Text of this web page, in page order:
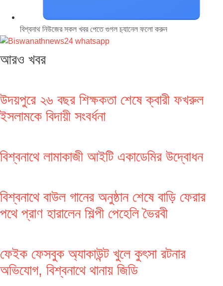
বিশ্বনাথ নিউজের সকল খবর পেতে গুগল চ‌্যানেল ফলো করুন
আরও খবর
উদয়পুরে ২৬ বছর শিক্ষকতা শেষে ক্বারী ফখরুল
ইসলামকে বিদায়ী সংবর্ধনা
বিশ্বনাথে লামাকাজী আইটি একাডেমির উদ্বোধন
বিশ্বনাথে বাউল গানের অনুষ্ঠান শেষে বাড়ি ফেরার
পথে প্রাণ হারালেন শিল্পী পেহেলি ভৈরবী
ফেইক ফেসবুক অ্যাকাউন্ট খুলে কুৎসা রটনার
অভিযোগ, বিশ্বনাথে থানায় জিডি